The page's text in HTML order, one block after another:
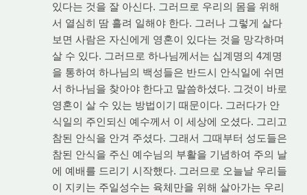
있다는 것을 잘 아신다. 그러므로 우리의 몸을 위해
서 열심히 땀 흘려 일해야 한다. 그러나 그렇게 살다
보면 사람은 자신에게 영혼이 있다는 것을 망각하며
살 수 있다. 그러므로 하나님께서는 십계명의 4계명
을 통하여 하나님의 백성들은 반드시 안식일에 쉬면
서 하나님을 찾아야 한다고 말씀하셨다. 그것이 바로
영혼이 살 수 있는 방법이기 때문이다. 그러다가 안
식일의 주인되신 예수께서 이 세상에 오셨다. 그리고
참된 안식을 안겨 주셨다. 그래서 그때부터 성도들은
참된 안식을 주신 예수님의 부활을 기념하여 주의 날
에 예배를 드리기 시작했다. 그러므로 오늘날 우리들
이 지키는 주일성수는 육체만을 위해 살아가는 우리